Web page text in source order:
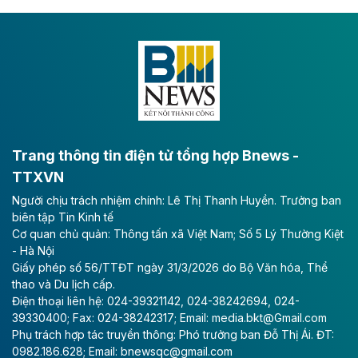
VNG sớm vượt kế hoạch lợi nhuận năm
CTCP Tập đoàn VNG công bố kết quả quý II với
lần cùng kỳ.
Theo vietnamfinance.vn
VinEnergo của tỷ phú Phạm Nhật Vượng
đăng ký đầu tư dự án điện gió 9.100 tỷ
đồng tại Quảng Trị
Công ty Cổ phần Năng lượng VinEnergo là nhà đầu tư
duy nhất nộp hồ sơ đăng ký thực hiện Dự án Nhà máy
Điện gió Halcom Hồng Đức tại Quảng Trị với tổng vốn
đầu tư hơn 9.127 tỷ đồng.
Trang thông tin điện tử tổng hợp Bnews -
TTXVN
Người chịu trách nhiệm chính: Lê Thị Thanh Huyền. Trưởng ban
biên tập Tin Kinh tế
Cơ quan chủ quản: Thông tấn xã Việt Nam; Số 5 Lý Thường Kiệt
- Hà Nội
Giấy phép số 56/TTĐT ngày 31/3/2026 do Bộ Văn hóa, Thể
thao và Du lịch cấp.
Điện thoại liên hệ: 024-39321142, 024-38242694, 024-
39330400; Fax: 024-38242317; Email: media.bkt@Gmail.com
Phụ trách hợp tác truyền thông: Phó trưởng ban Đỗ Thị Ái. ĐT:
0982.186.628; Email: bnewsqc@gmail.com